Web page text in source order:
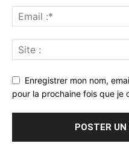
Enregistrer mon nom,
pour la prochaine fois que je